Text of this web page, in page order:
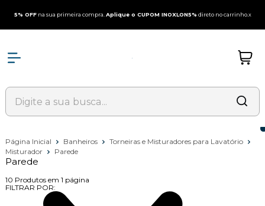
5% OFF na sua primeira compra.Aplique o CUPOM INOXLON5% direto no carrinho.x
Página Inicial Banheiros
Torneiras e Misturadores para Lavatório
Misturador
Parede
Parede
10 Produtos em 1 página
FILTRAR POR: